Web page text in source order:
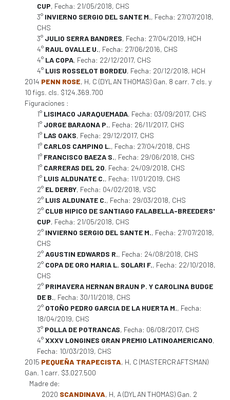
CUP, Fecha: 21/05/2018, CHS
3° INVIERNO SERGIO DEL SANTE M., Fecha: 27/07/2018,
CHS
3° JULIO SERRA BANDRES, Fecha: 27/04/2019, HCH
4° RAUL OVALLE U., Fecha: 27/06/2016, CHS
4° LA COPA, Fecha: 22/12/2017, CHS
4° LUIS ROSSELOT BORDEU, Fecha: 20/12/2018, HCH
2014 PENN ROSE, H, C (DYLAN THOMAS) Gan. 8 carr. 7 cls. y
10 figs. cls. $124.369.700
Figuraciones :
1° LISIMACO JARAQUEMADA, Fecha: 03/09/2017, CHS
1° JORGE BARAONA P., Fecha: 26/11/2017, CHS
1° LAS OAKS, Fecha: 29/12/2017, CHS
1° CARLOS CAMPINO L., Fecha: 27/04/2018, CHS
1° FRANCISCO BAEZA S., Fecha: 29/06/2018, CHS
1° CARRERAS DEL 20, Fecha: 24/09/2018, CHS
1° LUIS ALDUNATE C., Fecha: 11/01/2019, CHS
2° EL DERBY, Fecha: 04/02/2018, VSC
2° LUIS ALDUNATE C., Fecha: 29/03/2018, CHS
2° CLUB HIPICO DE SANTIAGO FALABELLA-BREEDERS'
CUP, Fecha: 21/05/2018, CHS
2° INVIERNO SERGIO DEL SANTE M., Fecha: 27/07/2018,
CHS
2°AGUSTIN EDWARDS R., Fecha: 24/08/2018, CHS
2° COPA DE ORO MARIA L. SOLARI F., Fecha: 22/10/2018,
CHS
2° PRIMAVERA HERNAN BRAUN P. Y CAROLINA BUDGE
DE B., Fecha: 30/11/2018, CHS
2° OTOÑO PEDRO GARCIA DE LA HUERTA M., Fecha:
18/04/2019, CHS
3° POLLA DE POTRANCAS, Fecha: 06/08/2017, CHS
4°XXXV LONGINES GRAN PREMIO LATINOAMERICANO,
Fecha: 10/03/2019, CHS
2015 PEQUEÑA TRAPECISTA, H, C (MASTERCRAFTSMAN)
Gan. 1 carr. $3.027.500
Madre de:
2020 SCANDINAVA, H, A (DYLAN THOMAS) Gan. 2